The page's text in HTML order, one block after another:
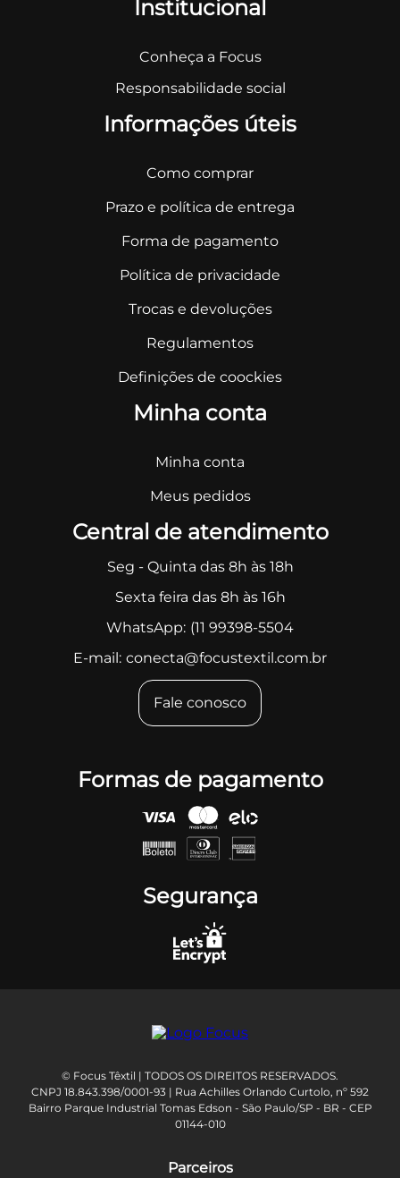
Institucional
Conheça a Focus
Responsabilidade social
Informações úteis
Como comprar
Prazo e política de entrega
Forma de pagamento
Política de privacidade
Trocas e devoluções
Regulamentos
Definições de coockies
Minha conta
Minha conta
Meus pedidos
Central de atendimento
Seg - Quinta das 8h às 18h
Sexta feira das 8h às 16h
WhatsApp: (11 99398-5504
E-mail: conecta@focustextil.com.br
Fale conosco
Formas de pagamento
Segurança
© Focus Têxtil | TODOS OS DIREITOS RESERVADOS.
CNPJ 18.843.398/0001-93 | Rua Achilles Orlando Curtolo, nº 592
Bairro Parque Industrial Tomas Edson - São Paulo/SP - BR - CEP
01144-010
Parceiros